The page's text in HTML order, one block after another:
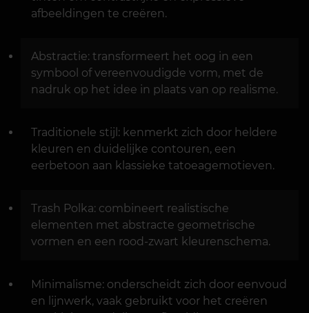
afbeeldingen te creëren.
Abstractie: transformeert het oog in een
symbool of vereenvoudigde vorm, met de
nadruk op het idee in plaats van op realisme.
Traditionele stijl: kenmerkt zich door heldere
kleuren en duidelijke contouren, een
eerbetoon aan klassieke tatoeagemotieven.
Trash Polka: combineert realistische
elementen met abstracte geometrische
vormen en een rood-zwart kleurenschema.
Minimalisme: onderscheidt zich door eenvoud
en lijnwerk, vaak gebruikt voor het creëren